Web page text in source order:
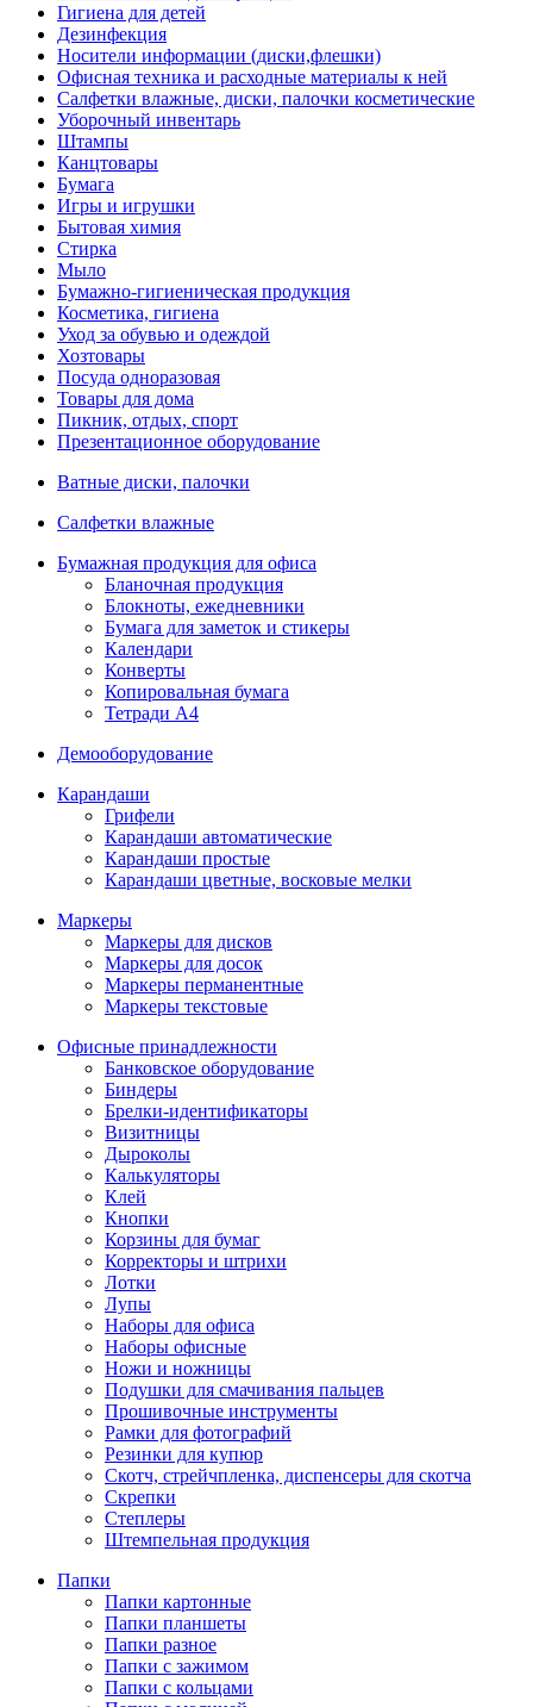
Гигиена для детей
Дезинфекция
Носители информации (диски,флешки)
Офисная техника и расходные материалы к ней
Салфетки влажные, диски, палочки косметические
Уборочный инвентарь
Штампы
Канцтовары
Бумага
Игры и игрушки
Бытовая химия
Стирка
Мыло
Бумажно-гигиеническая продукция
Косметика, гигиена
Уход за обувью и одеждой
Хозтовары
Посуда одноразовая
Товары для дома
Пикник, отдых, спорт
Презентационное оборудование
Ватные диски, палочки
Салфетки влажные
Бумажная продукция для офиса
Бланочная продукция
Блокноты, ежедневники
Бумага для заметок и стикеры
Календари
Конверты
Копировальная бумага
Тетради А4
Демооборудование
Карандаши
Грифели
Карандаши автоматические
Карандаши простые
Карандаши цветные, восковые мелки
Маркеры
Маркеры для дисков
Маркеры для досок
Маркеры перманентные
Маркеры текстовые
Офисные принадлежности
Банковское оборудование
Биндеры
Брелки-идентификаторы
Визитницы
Дыроколы
Калькуляторы
Клей
Кнопки
Корзины для бумаг
Корректоры и штрихи
Лотки
Лупы
Наборы для офиса
Наборы офисные
Ножи и ножницы
Подушки для смачивания пальцев
Прошивочные инструменты
Рамки для фотографий
Резинки для купюр
Скотч, стрейчпленка, диспенсеры для скотча
Скрепки
Степлеры
Штемпельная продукция
Папки
Папки картонные
Папки планшеты
Папки разное
Папки с зажимом
Папки с кольцами